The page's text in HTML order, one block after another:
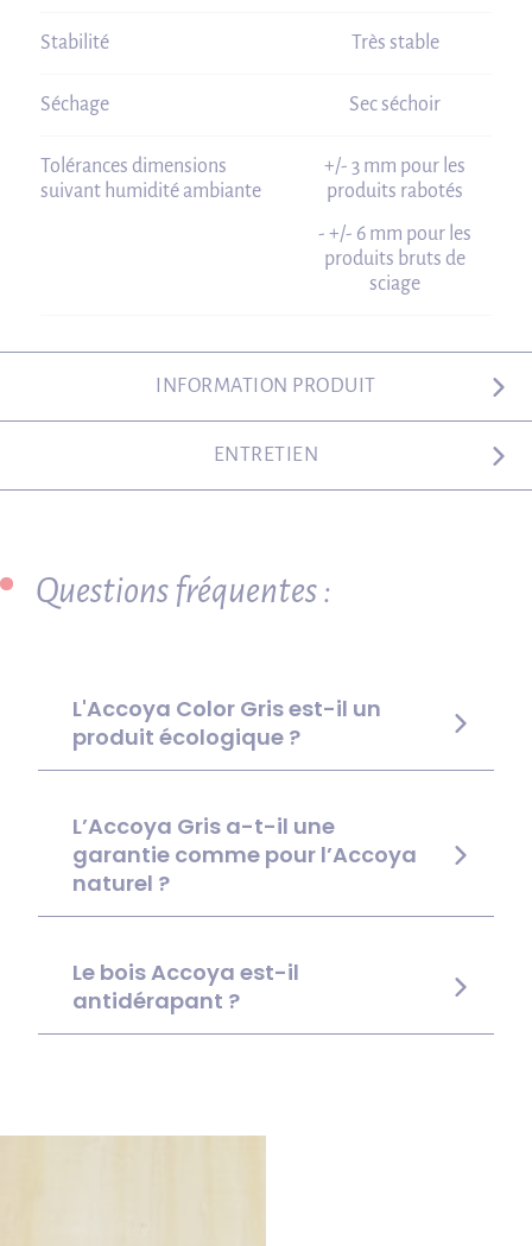
Stabilité Très stable
Séchage Sec séchoir
Tolérances dimensions
suivant humidité ambiante
+/- 3 mm pour les
produits rabotés
- +/- 6 mm pour les
produits bruts de
sciage
INFORMATION PRODUIT
ENTRETIEN
Questions fréquentes :
L'Accoya Color Gris est-il un
produit écologique ?
L’Accoya Gris a-t-il une
garantie comme pour l’Accoya
naturel ?
Le bois Accoya est-il
antidérapant ?